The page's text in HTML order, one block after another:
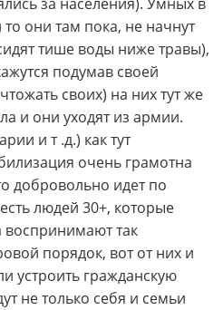
они там пока, не начнут
тише воды ниже травы),
подумав своей
своих) на них тут же
и они уходят из армии.
и т .д.) как тут
очень грамотна
добровольно идет по
людей 30+, которые
так
порядок, вот от них и
устроить гражданскую
не только себя и семьи